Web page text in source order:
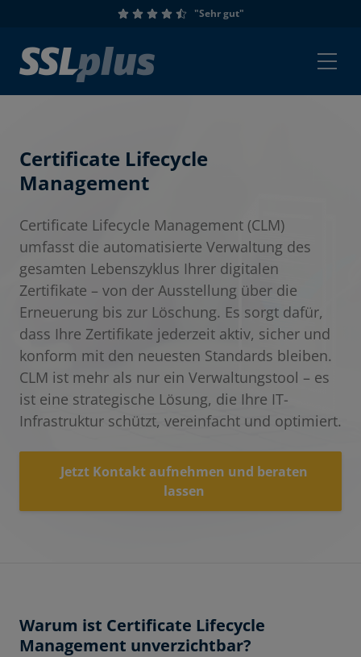
"Sehr gut"
Certificate Lifecycle
Management
Certificate Lifecycle Management (CLM)
umfasst die automatisierte Verwaltung des
gesamten Lebenszyklus Ihrer digitalen
Zertifikate – von der Ausstellung über die
Erneuerung bis zur Löschung. Es sorgt dafür,
dass Ihre Zertifikate jederzeit aktiv, sicher und
konform mit den neuesten Standards bleiben.
CLM ist mehr als nur ein Verwaltungstool – es
ist eine strategische Lösung, die Ihre IT-
Infrastruktur schützt, vereinfacht und optimiert.
Jetzt Kontakt aufnehmen und beraten
lassen
Warum ist Certificate Lifecycle
Management unverzichtbar?